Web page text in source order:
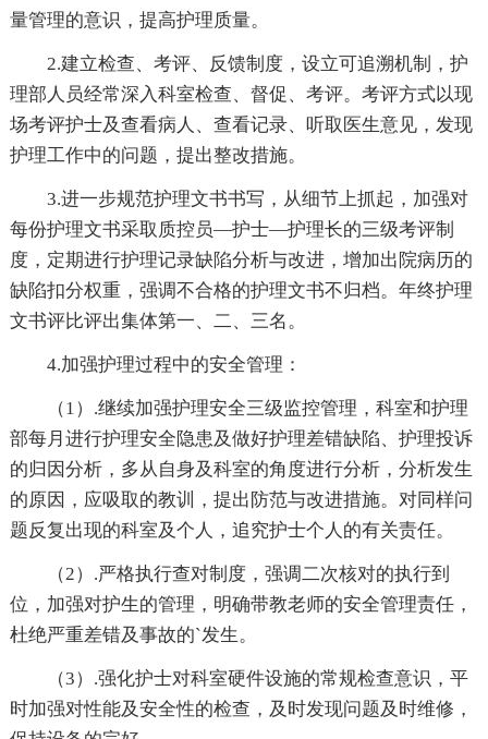
量管理的意识，提高护理质量。
2.建立检查、考评、反馈制度，设立可追溯机制，护
理部人员经常深入科室检查、督促、考评。考评方式以现
场考评护士及查看病人、查看记录、听取医生意见，发现
护理工作中的问题，提出整改措施。
3.进一步规范护理文书书写，从细节上抓起，加强对
每份护理文书采取质控员—护士—护理长的三级考评制
度，定期进行护理记录缺陷分析与改进，增加出院病历的
缺陷扣分权重，强调不合格的护理文书不归档。年终护理
文书评比评出集体第一、二、三名。
4.加强护理过程中的安全管理：
（1）.继续加强护理安全三级监控管理，科室和护理
部每月进行护理安全隐患及做好护理差错缺陷、护理投诉
的归因分析，多从自身及科室的角度进行分析，分析发生
的原因，应吸取的教训，提出防范与改进措施。对同样问
题反复出现的科室及个人，追究护士个人的有关责任。
（2）.严格执行查对制度，强调二次核对的执行到
位，加强对护生的管理，明确带教老师的安全管理责任，
杜绝严重差错及事故的`发生。
（3）.强化护士对科室硬件设施的常规检查意识，平
时加强对性能及安全性的检查，及时发现问题及时维修，